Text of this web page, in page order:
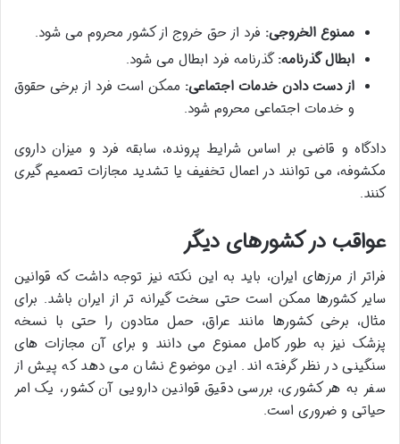
ممنوع الخروجی: فرد از حق خروج از کشور محروم می شود.
ابطال گذرنامه:گذرنامه فرد ابطال می شود.
از دست دادن خدمات اجتماعی: ممکن است فرد از برخی حقوق
و خدمات اجتماعی محروم شود.
دادگاه و قاضی بر اساس شرایط پرونده، سابقه فرد و میزان داروی
مکشوفه، می توانند در اعمال تخفیف یا تشدید مجازات تصمیم گیری
کنند.
عواقب در کشورهای دیگر
فراتر از مرزهای ایران، باید به این نکته نیز توجه داشت که قوانین
سایر کشورها ممکن است حتی سخت گیرانه تر از ایران باشد. برای
مثال، برخی کشورها مانند عراق، حمل متادون را حتی با نسخه
پزشک نیز به طور کامل ممنوع می دانند و برای آن مجازات های
سنگینی در نظر گرفته اند. این موضوع نشان می دهد که پیش از
سفر به هر کشوری، بررسی دقیق قوانین دارویی آن کشور، یک امر
حیاتی و ضروری است.